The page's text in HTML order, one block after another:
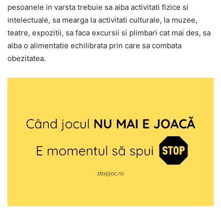
pesoanele in varsta trebuie sa aiba activitati fizice si
intelectuale, sa mearga la activitati culturale, la muzee,
teatre, expozitii, sa faca excursii si plimbari cat mai des, sa
aiba o alimentatie echilibrata prin care sa combata
obezitatea.